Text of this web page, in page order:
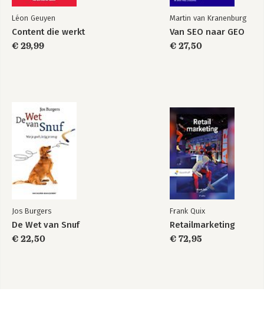
Léon Geuyen
Content die werkt
€ 29,99
Martin van Kranenburg
Van SEO naar GEO
€ 27,50
Jos Burgers
De Wet van Snuf
€ 22,50
Frank Quix
Retailmarketing
€ 72,95